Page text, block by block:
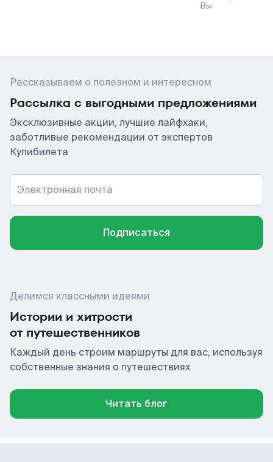
Вы
Рассказываем о полезном и интересном
Рассылка с выгодными предложениями
Эксклюзивные акции, лучшие лайфхаки,
заботливые рекомендации от экспертов
Купибилета
Электронная почта
Подписаться
Делимся классными идеями
Истории и хитрости
от путешественников
Каждый день строим маршруты для вас, используя
собственные знания о путешествиях
Читать блог